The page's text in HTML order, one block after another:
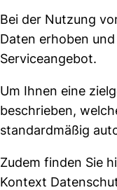
Bei der Nutzung
Daten erhoben
Serviceangebot.
Um Ihnen eine
beschrieben,
standardmäßig
Zudem finden Sie
Kontext